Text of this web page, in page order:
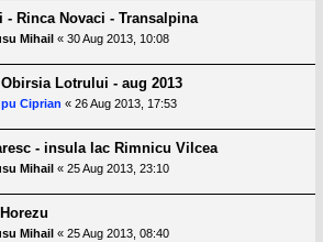
Rinca Novaci - Transalpina
Mihail « 30 Aug 2013, 10:08
Lotrului - aug 2013
Ciprian « 26 Aug 2013, 17:53
- insula lac Rimnicu Vilcea
Mihail « 25 Aug 2013, 23:10
Mihail « 25 Aug 2013, 08:40